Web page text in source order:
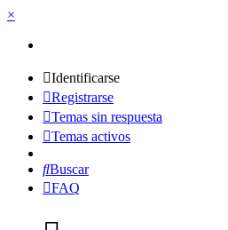
×
Identificarse
Registrarse
Temas sin respuesta
Temas activos
Buscar
FAQ